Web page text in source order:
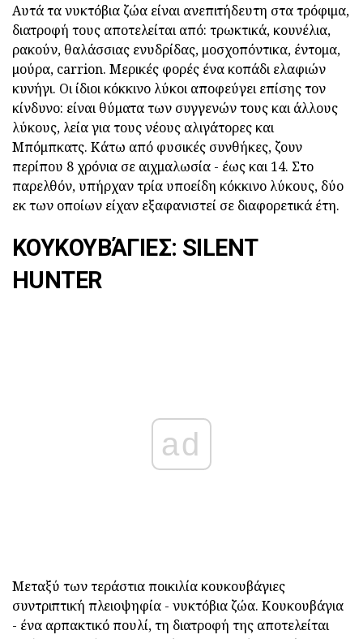
Αυτά τα νυκτόβια ζώα είναι ανεπιτήδευτη στα τρόφιμα,
διατροφή τους αποτελείται από: τρωκτικά, κουνέλια,
ρακούν, θαλάσσιας ενυδρίδας, μοσχοπόντικα, έντομα,
μούρα, carrion. Μερικές φορές ένα κοπάδι ελαφιών
κυνήγι. Οι ίδιοι κόκκινο λύκοι αποφεύγει επίσης τον
κίνδυνο: είναι θύματα των συγγενών τους και άλλους
λύκους, λεία για τους νέους αλιγάτορες και
Μπόμπκατς. Κάτω από φυσικές συνθήκες, ζουν
περίπου 8 χρόνια σε αιχμαλωσία - έως και 14. Στο
παρελθόν, υπήρχαν τρία υποείδη κόκκινο λύκους, δύο
εκ των οποίων είχαν εξαφανιστεί σε διαφορετικά έτη.
ΚΟΥΚΟΥΒΆΓΙΕΣ: SILENT
HUNTER
ad
Μεταξύ των τεράστια ποικιλία κουκουβάγιες
συντριπτική πλειοψηφία - νυκτόβια ζώα. Κουκουβάγια
- ένα αρπακτικό πουλί, τη διατροφή της αποτελείται